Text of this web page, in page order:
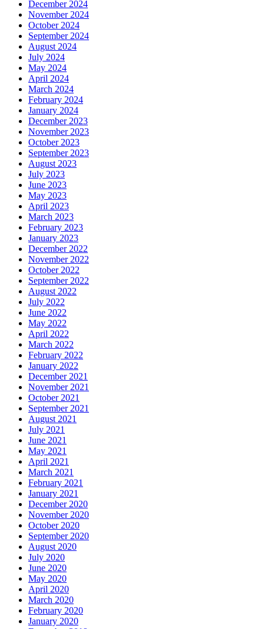
December 2024
November 2024
October 2024
September 2024
August 2024
July 2024
May 2024
April 2024
March 2024
February 2024
January 2024
December 2023
November 2023
October 2023
September 2023
August 2023
July 2023
June 2023
May 2023
April 2023
March 2023
February 2023
January 2023
December 2022
November 2022
October 2022
September 2022
August 2022
July 2022
June 2022
May 2022
April 2022
March 2022
February 2022
January 2022
December 2021
November 2021
October 2021
September 2021
August 2021
July 2021
June 2021
May 2021
April 2021
March 2021
February 2021
January 2021
December 2020
November 2020
October 2020
September 2020
August 2020
July 2020
June 2020
May 2020
April 2020
March 2020
February 2020
January 2020